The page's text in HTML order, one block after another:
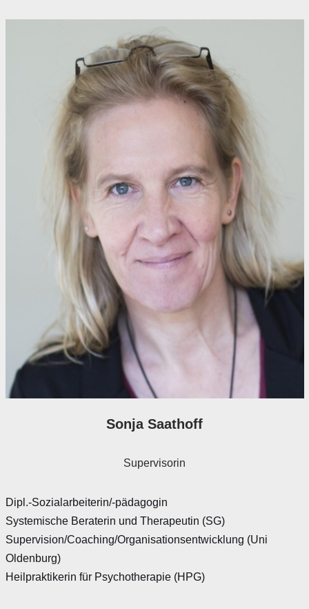
Sonja Saathoff
Supervisorin
Dipl.-Sozialarbeiterin/-pädagogin
Systemische Beraterin und Therapeutin (SG)
Supervision/Coaching/Organisationsentwicklung (Uni
Oldenburg)
Heilpraktikerin für Psychotherapie (HPG)